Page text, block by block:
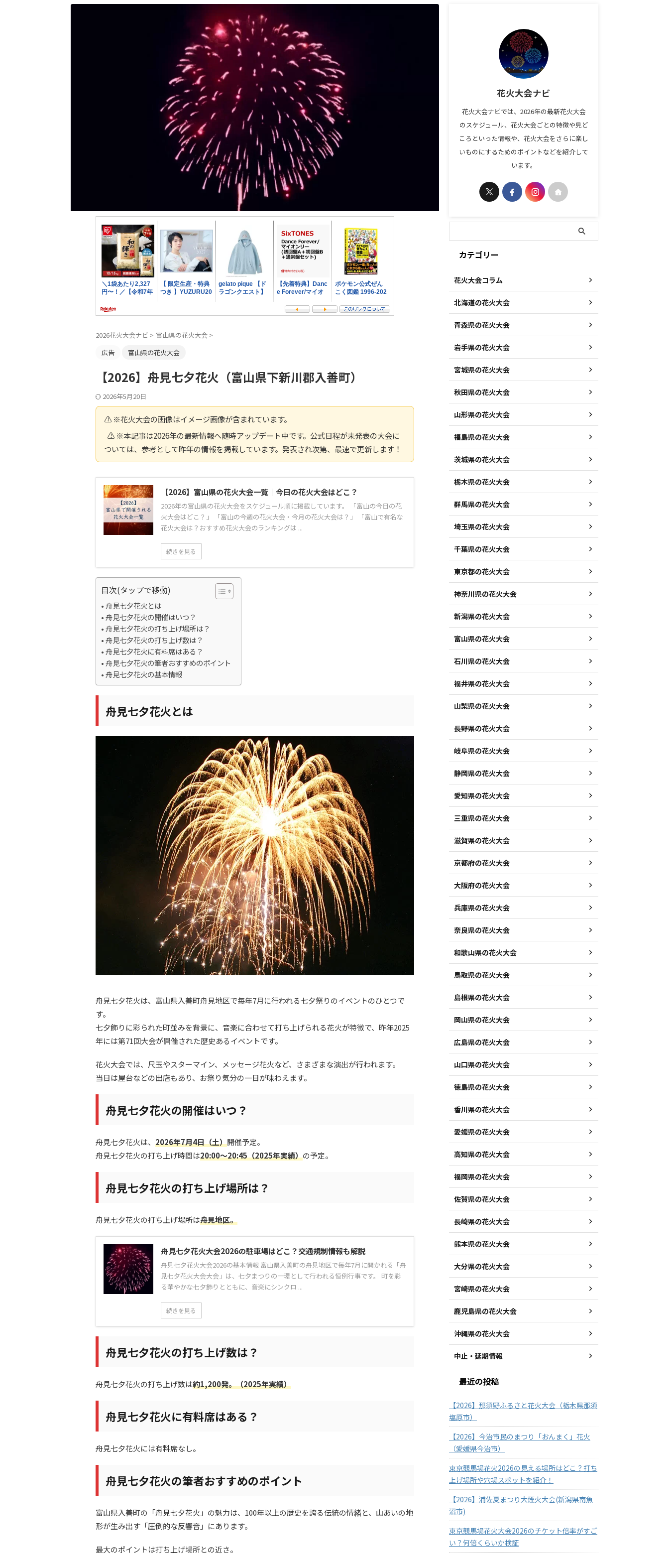
2026花火大会ナビ > 富山県の花火大会 >
広告
富山県の花火大会
【2026】舟見七夕花火（富山県下新川郡入善町）
2026年5月20日
⚠️ ※花火大会の画像はイメージ画像が含まれています。
⚠️ ※本記事は2026年の最新情報へ随時アップデート中です。公式日程が未発表の大会に
ついては、参考として昨年の情報を掲載しています。発表され次第、最速で更新します！
【2026】富山県の花火大会一覧｜今日の花火大会はどこ？
2026年の富山県の花火大会をスケジュール順に掲載しています。 「富山の今日の花
火大会はどこ？」 「富山の今週の花火大会・今月の花火大会は？」 「富山で有名な
花火大会は？おすすめ花火大会のランキングは ...
続きを見る
目次(タップで移動)
舟見七夕花火とは
舟見七夕花火の開催はいつ？
舟見七夕花火の打ち上げ場所は？
舟見七夕花火の打ち上げ数は？
舟見七夕花火に有料席はある？
舟見七夕花火の筆者おすすめのポイント
舟見七夕花火の基本情報
舟見七夕花火とは
舟見七夕花火は、富山県入善町舟見地区で毎年7月に行われる七夕祭りのイベントのひとつで
す。
七夕飾りに彩られた町並みを背景に、音楽に合わせて打ち上げられる花火が特徴で、昨年2025
年には第71回大会が開催された歴史あるイベントです。
花火大会では、尺玉やスターマイン、メッセージ花火など、さまざまな演出が行われます。
当日は屋台などの出店もあり、お祭り気分の一日が味わえます。
舟見七夕花火の開催はいつ？
舟見七夕花火は、 2026年7月4日（土）開催予定。
舟見七夕花火の打ち上げ時間は20:00～20:45（2025年実績）の予定。
舟見七夕花火の打ち上げ場所は？
舟見七夕花火の打ち上げ場所は舟見地区。
舟見七夕花火大会2026の駐車場はどこ？交通規制情報も解説
舟見七夕花火大会2026の基本情報 富山県入善町の舟見地区で毎年7月に開かれる「舟
見七夕花火大会大会」は、七夕まつりの一環として行われる恒例行事です。 町を彩
る華やかな七夕飾りとともに、音楽にシンクロ ...
続きを見る
舟見七夕花火の打ち上げ数は？
舟見七夕花火の打ち上げ数は約1,200発。（2025年実績）
舟見七夕花火に有料席はある？
舟見七夕花火には有料席なし。
舟見七夕花火の筆者おすすめのポイント
富山県入善町の「舟見七夕花火」の魅力は、100年以上の歴史を誇る伝統の情緒と、山あいの地
形が生み出す「圧倒的な反響音」にあります。
最大のポイントは打ち上げ場所との近さ。
花火大会ナビ
花火大会ナビでは、2026年の最新花火大会
のスケジュール、花火大会ごとの特徴や見ど
ころといった情報や、花火大会をさらに楽し
いものにするためのポイントなどを紹介して
います。
カテゴリー
花火大会コラム
北海道の花火大会
青森県の花火大会
岩手県の花火大会
宮城県の花火大会
秋田県の花火大会
山形県の花火大会
福島県の花火大会
茨城県の花火大会
栃木県の花火大会
群馬県の花火大会
埼玉県の花火大会
千葉県の花火大会
東京都の花火大会
神奈川県の花火大会
新潟県の花火大会
富山県の花火大会
石川県の花火大会
福井県の花火大会
山梨県の花火大会
長野県の花火大会
岐阜県の花火大会
静岡県の花火大会
愛知県の花火大会
三重県の花火大会
滋賀県の花火大会
京都府の花火大会
大阪府の花火大会
兵庫県の花火大会
奈良県の花火大会
和歌山県の花火大会
鳥取県の花火大会
島根県の花火大会
岡山県の花火大会
広島県の花火大会
山口県の花火大会
徳島県の花火大会
香川県の花火大会
愛媛県の花火大会
高知県の花火大会
福岡県の花火大会
佐賀県の花火大会
長崎県の花火大会
熊本県の花火大会
大分県の花火大会
宮崎県の花火大会
鹿児島県の花火大会
沖縄県の花火大会
中止・延期情報
最近の投稿
【2026】那須野ふるさと花火大会（栃木県那須
塩原市）
【2026】今治市民のまつり「おんまく」花火
（愛媛県今治市）
東京競馬場花火2026の見える場所はどこ？打ち
上げ場所や穴場スポットを紹介！
【2026】浦佐夏まつり大煙火大会(新潟県南魚
沼市)
東京競馬場花火大会2026のチケット倍率がすご
い？何倍くらいか検証